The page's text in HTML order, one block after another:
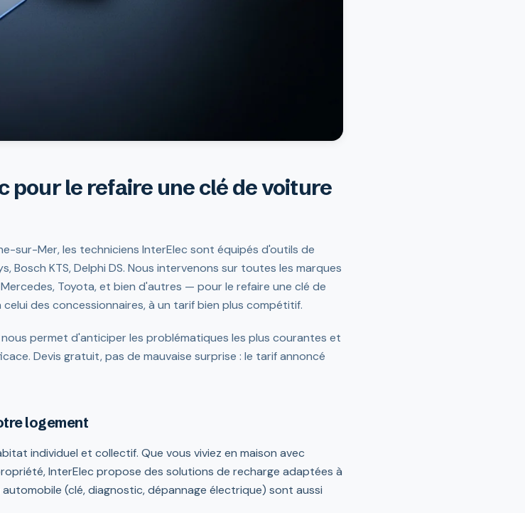
pour le refaire une clé de voiture
sur-Mer, les techniciens InterElec sont équipés d'outils de
Bosch KTS, Delphi DS. Nous intervenons sur toutes les marques
Toyota, et bien d'autres — pour le refaire une clé de
des concessionnaires, à un tarif bien plus compétitif.
permet d'anticiper les problématiques les plus courantes et
Devis gratuit, pas de mauvaise surprise : le tarif annoncé
logement
individuel et collectif. Que vous viviez en maison avec
InterElec propose des solutions de recharge adaptées à
(clé, diagnostic, dépannage électrique) sont aussi